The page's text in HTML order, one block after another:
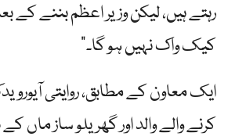
رہتے ہیں، لیکن وزیر اعظم بننے کے
کیک واک نہیں ہو گا۔”
ایک معاون کے مطابق، روایتی
کرنے والے والد اور گھریلو ساز ماں